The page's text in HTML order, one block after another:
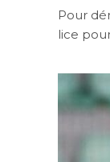
Pour
lice